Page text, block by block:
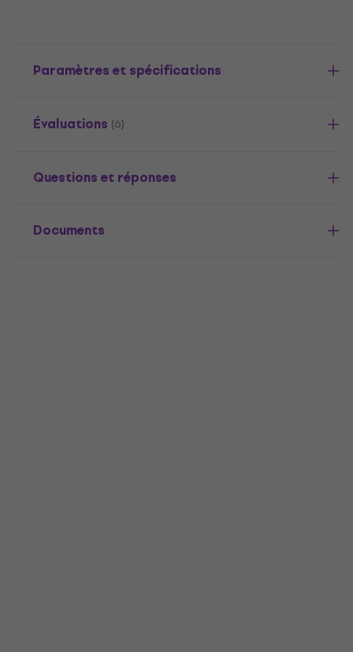
Paramètres et spécifications
Évaluations (6)
Questions et réponses
Documents